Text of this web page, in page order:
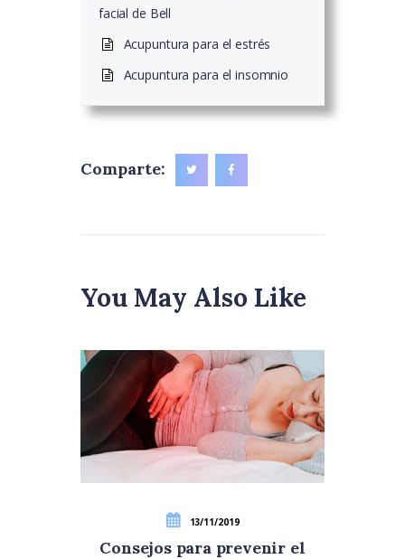
facial de Bell
Acupuntura para el estrés
Acupuntura para el insomnio
Comparte:
You May Also Like
13/11/2019
Consejos para prevenir el